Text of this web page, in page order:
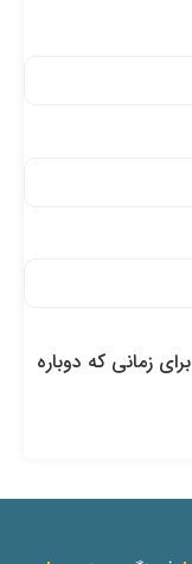
زمانی که دوباره